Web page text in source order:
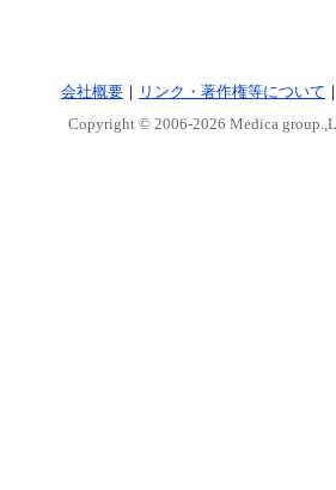
会社概要 ｜ リンク・著作権等について
Copyright © 2006-2026 Medica